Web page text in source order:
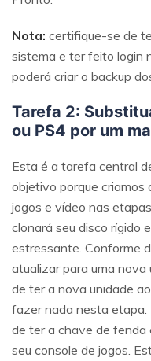
Repare suas fotos,
momentos
Nota: certifique-se de
sistema e ter feito login
poderá criar o backup
Tarefa 2:
ou PS4 por um
Esta é a tarefa central
objetivo porque criamos
jogos e vídeo nas
clonará seu disco rígido
estressante. Conforme
atualizar para uma
de ter a nova unidade
fazer nada nesta etapa.
de ter a chave de fenda
seu console de jogos.